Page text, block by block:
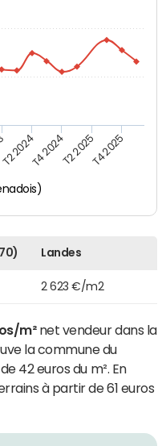
T2 2024T4 2024T2 2025T4 2025
Landes
2 623 €/m2
m²net vendeur dans la
la commune du
42 euros du m². En
à partir de 61 euros